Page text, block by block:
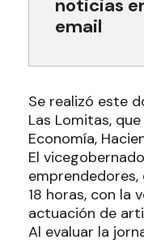
noticias
email
Se realizó este
Las Lomitas,
Economía,
El
18 horas, con la
actuación de
Al evaluar la